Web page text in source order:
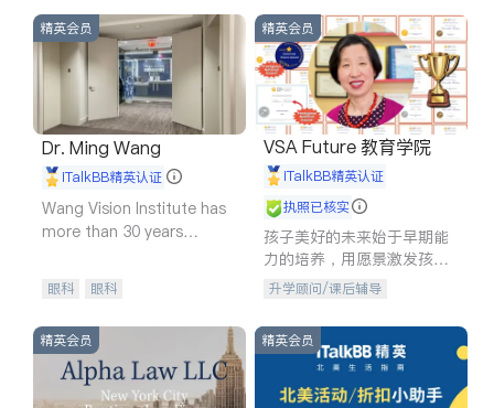
商铺租售
开发商建商
精英会员
Dr. Ming Wang
iTalkBB精英认证
Wang Vision Institute has
more than 30 years
眼科 眼科
精英会员
VSA Future 教育学院
iTalkBB精英认证
执照已核实
孩子美好的未来始于早期能
力的培养，用愿景激发孩子
的学习潜力和动力。理念：
拥有成长型心态是成功的基
石。
升学顾问/课后辅导
精英会员 精英会员